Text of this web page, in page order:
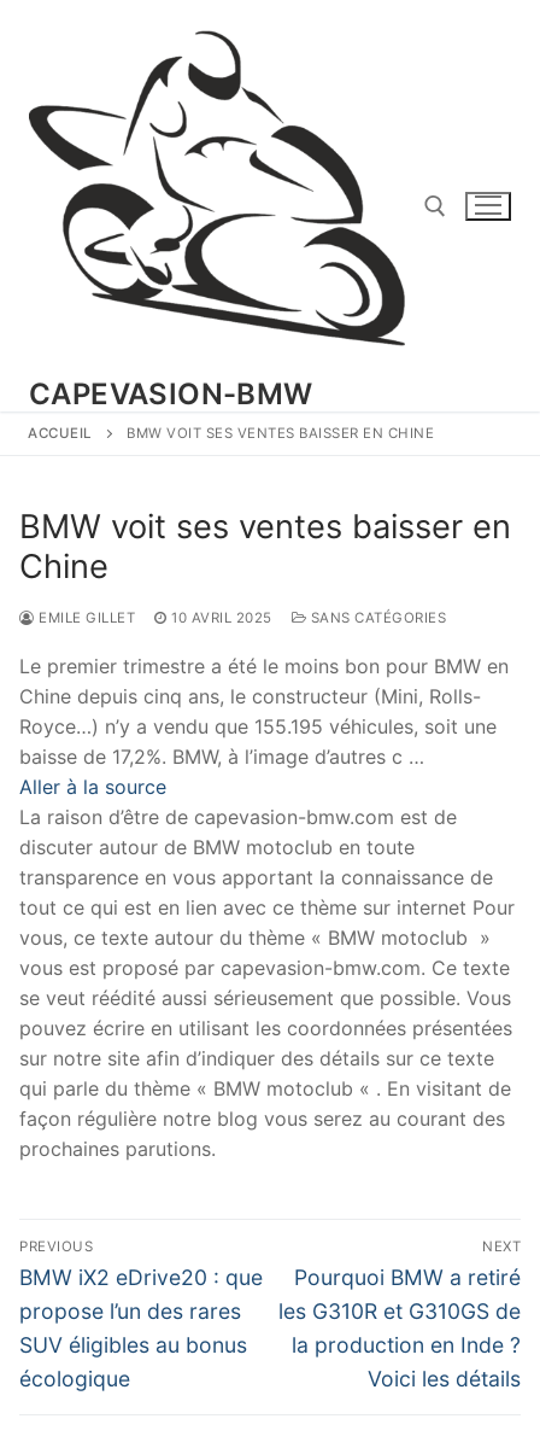
CAPEVASION-BMW
ACCUEIL BMW VOIT SES VENTES BAISSER EN CHINE
BMW voit ses ventes baisser en
Chine
EMILE GILLET 10 AVRIL 2025 SANS CATÉGORIES
Le premier trimestre a été le moins bon pour BMW en
Chine depuis cinq ans, le constructeur (Mini, Rolls-
Royce…) n’y a vendu que 155.195 véhicules, soit une
baisse de 17,2%. BMW, à l’image d’autres c …
Aller à la source
La raison d’être de capevasion-bmw.com est de
discuter autour de BMW motoclub en toute
transparence en vous apportant la connaissance de
tout ce qui est en lien avec ce thème sur internet Pour
vous, ce texte autour du thème « BMW motoclub »
vous est proposé par capevasion-bmw.com. Ce texte
se veut réédité aussi sérieusement que possible. Vous
pouvez écrire en utilisant les coordonnées présentées
sur notre site afin d’indiquer des détails sur ce texte
qui parle du thème « BMW motoclub « . En visitant de
façon régulière notre blog vous serez au courant des
prochaines parutions.
Navigation
de
l’article
PREVIOUS
Previous
post:
BMW iX2 eDrive20 : que
propose l’un des rares
SUV éligibles au bonus
écologique
NEXT
Next
post:
Pourquoi BMW a retiré
les G310R et G310GS de
la production en Inde ?
Voici les détails